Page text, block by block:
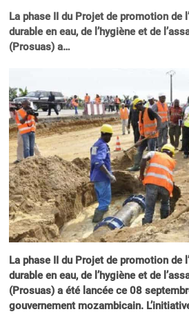
La phase II du Projet de promotion de
durable en eau, de l’hygiène et de
(Prosuas) a…
La phase II du Projet de promotion de
durable en eau, de l’hygiène et de
(Prosuas) a été lancée ce 08
gouvernement mozambicain.